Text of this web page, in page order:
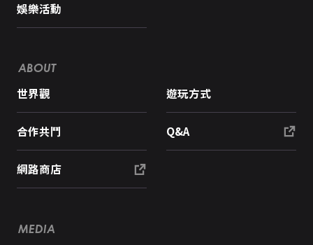
娛樂活動
ABOUT
世界觀 遊玩方式
合作共鬥 Q&A
網路商店
MEDIA